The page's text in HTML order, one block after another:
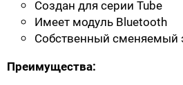
Создан для серии Tube
Имеет модуль Bluetooth
Собственный сменяемый
Преимущества: